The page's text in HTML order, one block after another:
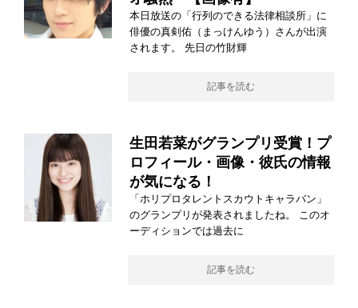
本日放送の「行列のできる法律相談所」に
俳優の真剣佑（まっけんゆう）さんが出演
されます。 先日の竹財輝
記事を読む
生田若菜がグランプリ受賞！プ
ロフィール・画像・彼氏の情報
が気になる！
「ホリプロタレントスカウトキャラバン」
のグランプリが発表されましたね。 このオ
ーディションでは過去に
記事を読む